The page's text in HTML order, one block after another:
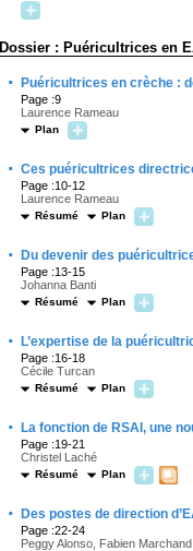
Dossier : Puéricultrices en
· Puéricultrices en crèche :
Page :9
Laurence Rameau
Plan
· Ces puéricultrices
Page :10-12
Laurence Rameau
Résumé Plan
· Du devenir des
Page :13-15
Johanna Banti
Résumé Plan
· L’expertise de la
Page :16-18
Cécile Turcan
Résumé Plan
· La fonction de RSAI, une
Page :19-21
Christel Laché
Résumé Plan
· Des postes de direction
Page :22-24
Peggy Alonso, Fabien Marchand